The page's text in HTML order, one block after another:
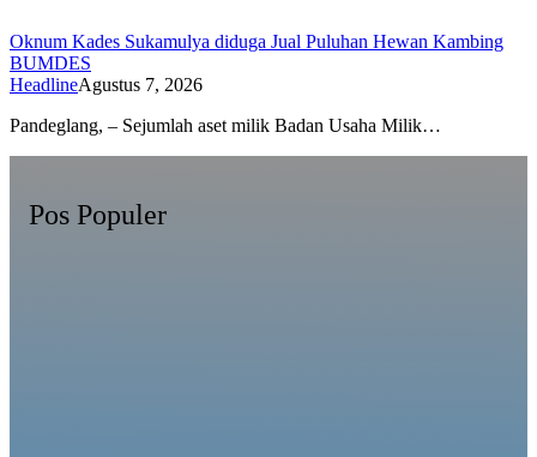
Oknum Kades Sukamulya diduga Jual Puluhan Hewan Kambing
BUMDES
HeadlineAgustus 7, 2026
Pandeglang, – Sejumlah aset milik Badan Usaha Milik…
Pos Populer